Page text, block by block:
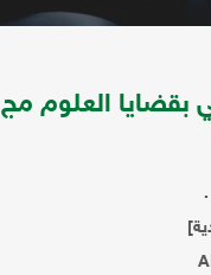
مج 12 ل1982 - مج ل1998